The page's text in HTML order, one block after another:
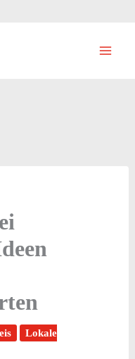
Lokale